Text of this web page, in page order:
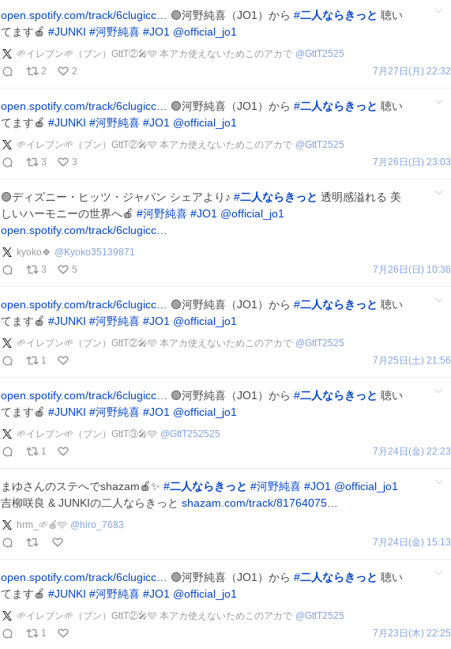
open.spotify.com/track/6clugicc… 🟢河野純喜（JO1）から #二人ならきっと 聴い
てます🍎 #JUNKI #河野純喜 #JO1 @official_jo1
🌱イレブン🌱（ブン）GttT②🎤🩵 本アカ使えないためこのアカで @GttT2525
2
2 7月27日(月) 22:32
open.spotify.com/track/6clugicc… 🟢河野純喜（JO1）から #二人ならきっと 聴い
てます🍎 #JUNKI #河野純喜 #JO1 @official_jo1
🌱イレブン🌱（ブン）GttT②🎤🩵 本アカ使えないためこのアカで @GttT2525
3
3 7月26日(日) 23:03
🟢ディズニー・ヒッツ・ジャパン シェアより♪ #二人ならきっと 透明感溢れる 美
しいハーモニーの世界へ🍎 #河野純喜 #JO1 @official_jo1
open.spotify.com/track/6clugicc…
kyoko🍀 @ Kyoko35139871
3
5 7月26日(日) 10:36
open.spotify.com/track/6clugicc… 🟢河野純喜（JO1）から #二人ならきっと 聴い
てます🍎 #JUNKI #河野純喜 #JO1 @official_jo1
🌱イレブン🌱（ブン）GttT②🎤🩵 本アカ使えないためこのアカで @GttT2525
1
7月25日(土) 21:56
open.spotify.com/track/6clugicc… 🟢河野純喜（JO1）から #二人ならきっと 聴い
てます🍎 #JUNKI #河野純喜 #JO1 @official_jo1
🌱イレブン🌱（ブン）GttT③🎤🩵 @GttT252525
1
7月24日(金) 22:23
まゆさんのステへでshazam🍎✨ #二人ならきっと #河野純喜 #JO1 @official_jo1
吉柳咲良 & JUNKIの二人ならきっと shazam.com/track/81764075…
hrm_🌱🍎🩵 @ hiro_7683
7月24日(金) 15:13
open.spotify.com/track/6clugicc… 🟢河野純喜（JO1）から #二人ならきっと 聴い
てます🍎 #JUNKI #河野純喜 #JO1 @official_jo1
🌱イレブン🌱（ブン）GttT②🎤🩵 本アカ使えないためこのアカで @GttT2525
1
7月23日(木) 22:25